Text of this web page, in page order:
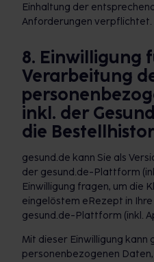
Einhaltung der
Anforderungen verpflichtet.
8. Einwilligung
Verarbeitung
inkl. der
die
gesund.de kann Sie als
der gesund.de-Plattform
Einwilligung fragen, um die
eingelöstem eRezept in
gesund.de-Plattform (inkl.
Mit dieser Einwilligung kann
personenbezogenen